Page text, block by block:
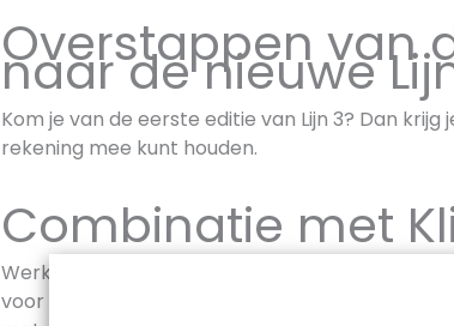
Overstappen van
naar de nieuwe
Kom je van de eerste editie van Lijn 3? Dan
rekening mee kunt houden.
Combinatie met
Werk je ook met de tweede editie van Klinkers
voor spellling? Bekijk dan ook bovenstaande